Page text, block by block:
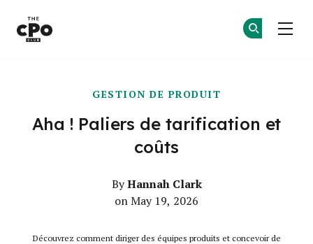
GESTION DE PRODUIT
Aha ! Paliers de tarification et
coûts
ByHannah Clark
on May 19, 2026
Découvrez comment diriger des équipes produits et concevoir de